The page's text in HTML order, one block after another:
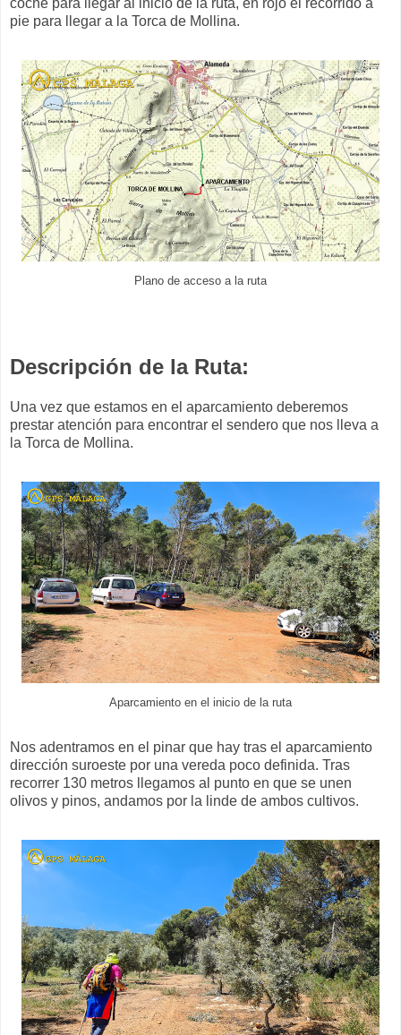
pie para llegar a la Torca de Mollina.
Plano de acceso a la ruta
Descripción de la Ruta:
Una vez que estamos en el aparcamiento deberemos
prestar atención para encontrar el sendero que nos lleva a
la Torca de Mollina.
Aparcamiento en el inicio de la ruta
Nos adentramos en el pinar que hay tras el aparcamiento
dirección suroeste por una vereda poco definida. Tras
recorrer 130 metros llegamos al punto en que se unen
olivos y pinos, andamos por la linde de ambos cultivos.